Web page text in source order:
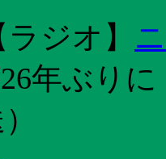
ラジオ 】
年ぶり